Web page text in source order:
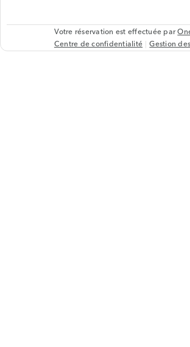
Votre réservation est effectuée par
Centre de confidentialité Gestion